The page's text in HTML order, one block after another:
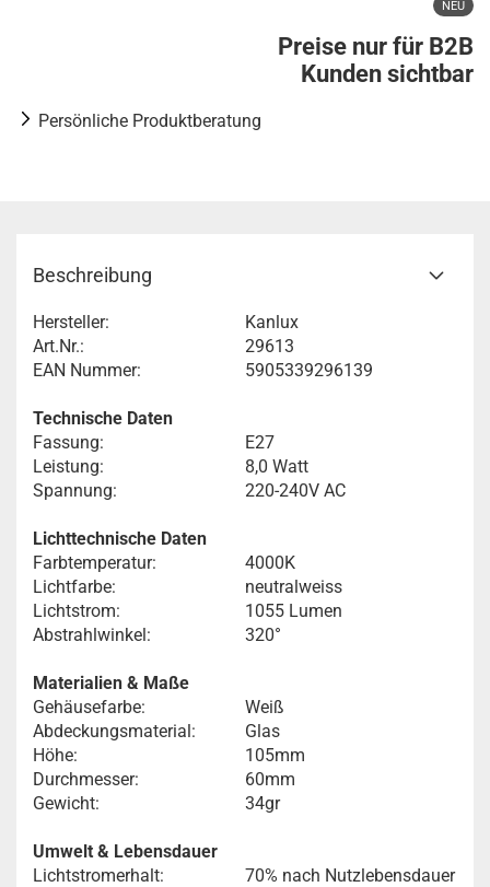
NEU
Preise nur für B2B
Kunden sichtbar
Persönliche Produktberatung
Beschreibung
Hersteller:
Kanlux
Art.Nr.:
29613
EAN Nummer:
5905339296139
Technische Daten
Fassung:
E27
Leistung:
8,0 Watt
Spannung:
220-240V AC
Lichttechnische Daten
Farbtemperatur:
4000K
Lichtfarbe:
neutralweiss
Lichtstrom:
1055 Lumen
Abstrahlwinkel:
320°
Materialien & Maße
Gehäusefarbe:
Weiß
Abdeckungsmaterial:
Glas
Höhe:
105mm
Durchmesser:
60mm
Gewicht:
34gr
Umwelt & Lebensdauer
Lichtstromerhalt:
70% nach Nutzlebensdauer